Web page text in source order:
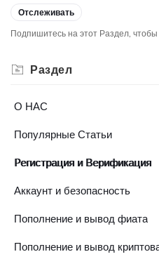
Отслеживать
Подпишитесь на этот Раздел,
Раздел
О НАС
Популярные Статьи
Pегистрация и Верификация
Аккаунт и безопасность
Пополнение и вывод фиата
Пополнение и вывод